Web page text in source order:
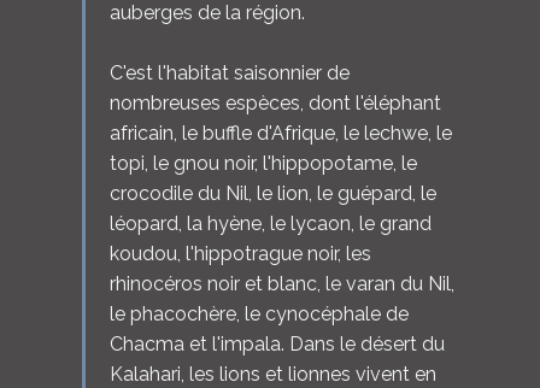
auberges de la région.
C'est l'habitat saisonnier de
nombreuses espèces, dont l'éléphant
africain, le buffle d'Afrique, le lechwe, le
topi, le gnou noir, l'hippopotame, le
crocodile du Nil, le lion, le guépard, le
léopard, la hyène, le lycaon, le grand
koudou, l'hippotrague noir, les
rhinocéros noir et blanc, le varan du Nil,
le phacochère, le cynocéphale de
Chacma et l'impala. Dans le désert du
Kalahari, les lions et lionnes vivent en